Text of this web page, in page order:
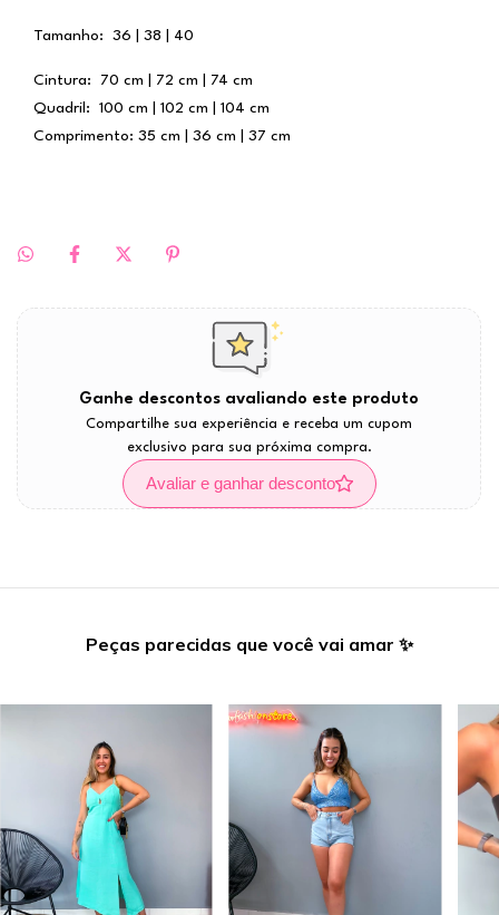
Tamanho: 36 | 38 | 40
Cintura: 70 cm | 72 cm | 74 cm
Quadril: 100 cm | 102 cm | 104 cm
Comprimento: 35 cm | 36 cm | 37 cm
Ganhe descontos avaliando este produto
Compartilhe sua experiência e receba um cupom
exclusivo para sua próxima compra.
Avaliar e ganhar desconto
Peças parecidas que você vai amar ✨